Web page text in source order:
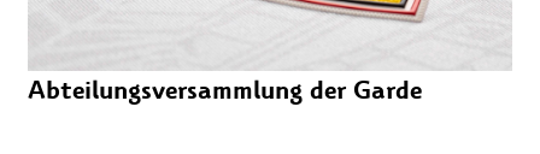
Abteilungsversammlung der Garde